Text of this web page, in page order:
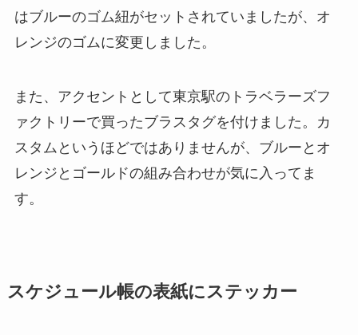
はブルーのゴム紐がセットされていましたが、オ
レンジのゴムに変更しました。
また、アクセントとして東京駅のトラベラーズフ
ァクトリーで買ったブラスタグを付けました。カ
スタムというほどではありませんが、ブルーとオ
レンジとゴールドの組み合わせが気に入ってま
す。
スケジュール帳の表紙にステッカー